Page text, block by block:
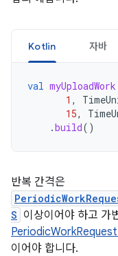
Kotlin 자바
val myUploadWork
1 ,
15,
.build()
반복 간격은
S 이상이어야 하고 가
이어야 합니다.